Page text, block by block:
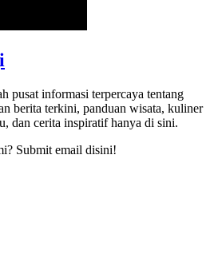
pusat informasi terpercaya tentang
berita terkini, panduan wisata, kuliner
dan cerita inspiratif hanya di sini.
Submit email disini!